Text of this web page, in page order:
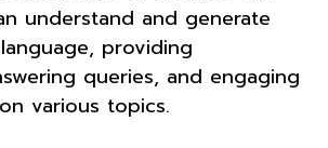
understand and generate
providing
queries, and engaging
various topics.